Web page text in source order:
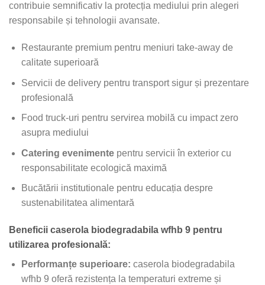
contribuie semnificativ la protecția mediului prin alegeri
responsabile și tehnologii avansate.
Restaurante premium pentru meniuri take-away de
calitate superioară
Servicii de delivery pentru transport sigur și prezentare
profesională
Food truck-uri pentru servirea mobilă cu impact zero
asupra mediului
Catering evenimentepentru servicii în exterior cu
responsabilitate ecologică maximă
Bucătării institutionale pentru educația despre
sustenabilitatea alimentară
Beneficii caserola biodegradabila wfhb 9 pentru
utilizarea profesională:
Performanțe superioare: caserola biodegradabila
wfhb 9 oferă rezistența la temperaturi extreme și